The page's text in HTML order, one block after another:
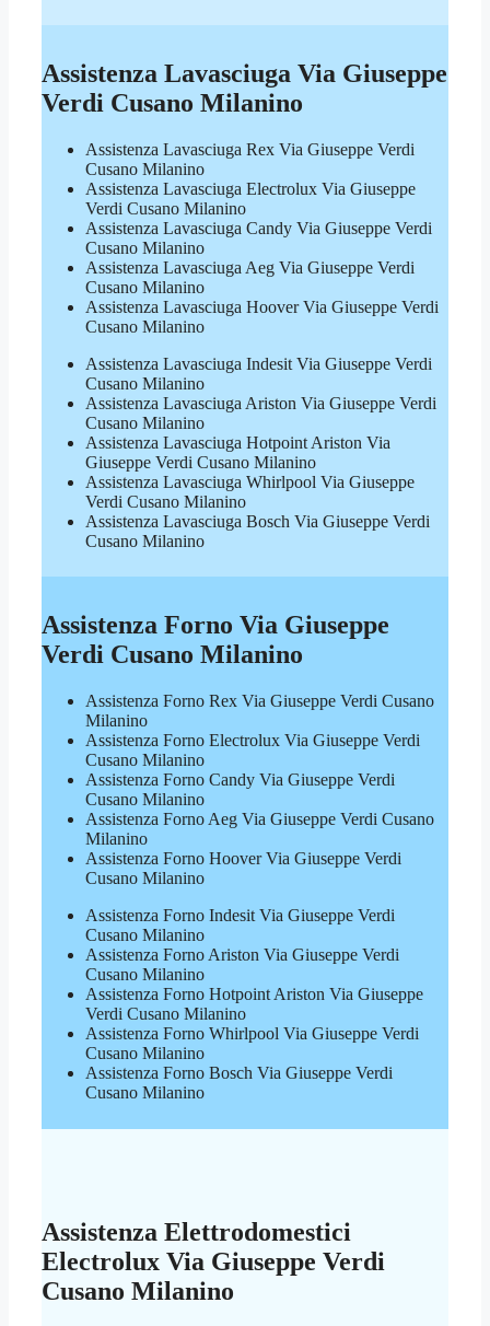
Assistenza Lavasciuga Via Giuseppe
Verdi Cusano Milanino
Assistenza Lavasciuga Rex Via Giuseppe Verdi
Cusano Milanino
Assistenza Lavasciuga Electrolux Via Giuseppe
Verdi Cusano Milanino
Assistenza Lavasciuga Candy Via Giuseppe Verdi
Cusano Milanino
Assistenza Lavasciuga Aeg Via Giuseppe Verdi
Cusano Milanino
Assistenza Lavasciuga Hoover Via Giuseppe Verdi
Cusano Milanino
Assistenza Lavasciuga Indesit Via Giuseppe Verdi
Cusano Milanino
Assistenza Lavasciuga Ariston Via Giuseppe Verdi
Cusano Milanino
Assistenza Lavasciuga Hotpoint Ariston Via
Giuseppe Verdi Cusano Milanino
Assistenza Lavasciuga Whirlpool Via Giuseppe
Verdi Cusano Milanino
Assistenza Lavasciuga Bosch Via Giuseppe Verdi
Cusano Milanino
Assistenza Forno Via Giuseppe
Verdi Cusano Milanino
Assistenza Forno Rex Via Giuseppe Verdi Cusano
Milanino
Assistenza Forno Electrolux Via Giuseppe Verdi
Cusano Milanino
Assistenza Forno Candy Via Giuseppe Verdi
Cusano Milanino
Assistenza Forno Aeg Via Giuseppe Verdi Cusano
Milanino
Assistenza Forno Hoover Via Giuseppe Verdi
Cusano Milanino
Assistenza Forno Indesit Via Giuseppe Verdi
Cusano Milanino
Assistenza Forno Ariston Via Giuseppe Verdi
Cusano Milanino
Assistenza Forno Hotpoint Ariston Via Giuseppe
Verdi Cusano Milanino
Assistenza Forno Whirlpool Via Giuseppe Verdi
Cusano Milanino
Assistenza Forno Bosch Via Giuseppe Verdi
Cusano Milanino
Assistenza Elettrodomestici
Electrolux Via Giuseppe Verdi
Cusano Milanino